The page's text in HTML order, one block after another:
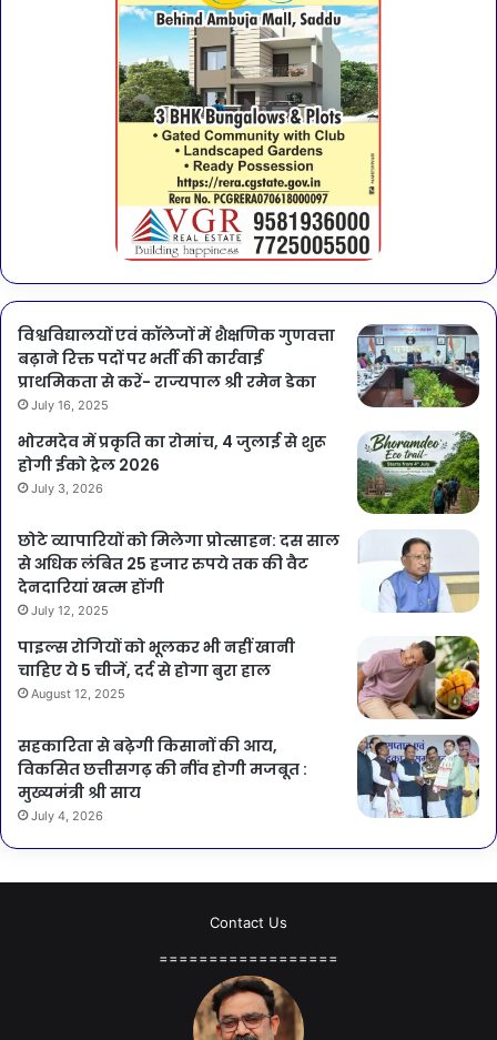
विश्वविद्यालयों एवं कॉलेजों में शैक्षणिक गुणवत्ता
बढ़ाने रिक्त पदों पर भर्ती की कार्रवाई
प्राथमिकता से करें- राज्यपाल श्री रमेन डेका
July 16, 2025
भोरमदेव में प्रकृति का रोमांच, 4 जुलाई से शुरू
होगी ईको ट्रेल 2026
July 3, 2026
छोटे व्यापारियों को मिलेगा प्रोत्साहन: दस साल
से अधिक लंबित 25 हजार रुपये तक की वैट
देनदारियां खत्म होंगी
July 12, 2025
पाइल्स रोगियों को भूलकर भी नहीं खानी
चाहिए ये 5 चीजें, दर्द से होगा बुरा हाल
August 12, 2025
सहकारिता से बढ़ेगी किसानों की आय,
विकसित छत्तीसगढ़ की नींव होगी मजबूत :
मुख्यमंत्री श्री साय
July 4, 2026
Contact Us
==================